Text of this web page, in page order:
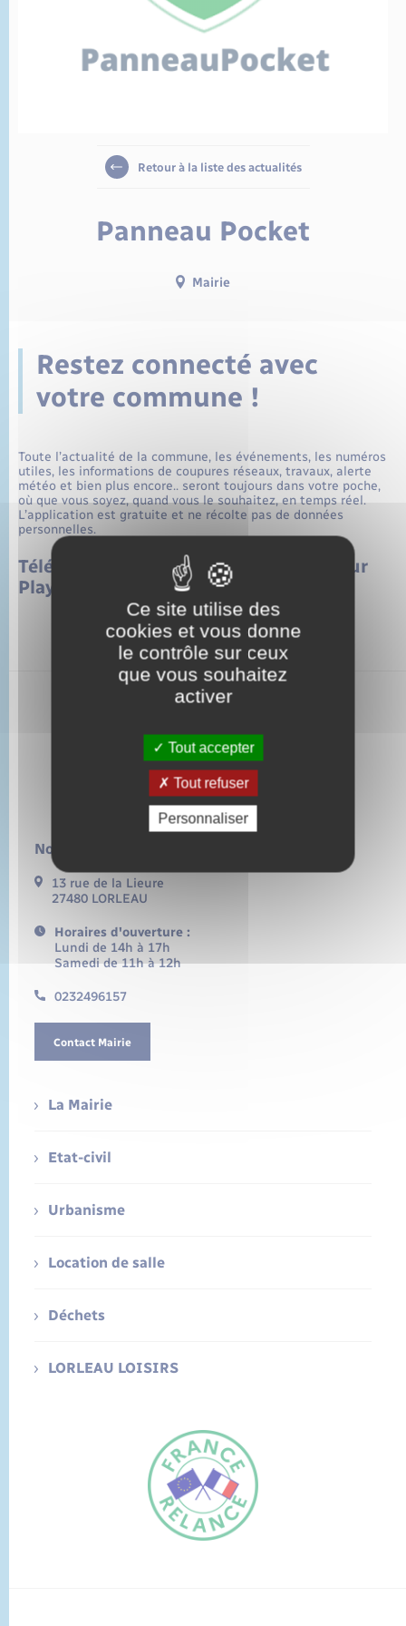
Retour à la liste des actualités
Panneau Pocket
Mairie
Restez connecté avec
votre commune !
Toute l’actualité de la commune, les événements, les numéros
utiles, les informations de coupures réseaux, travaux, alerte
météo et bien plus encore.. seront toujours dans votre poche,
où que vous soyez, quand vous le souhaitez, en temps réel.
L’application est gratuite et ne récolte pas de données
personnelles.
Téléchargez l’application, disponible sur
Play Store, App Store ou AppGallery
Nous contacter :
13 rue de la Lieure
27480 LORLEAU
Horaires d'ouverture :
Lundi de 14h à 17h
Samedi de 11h à 12h
0232496157
Contact Mairie
La Mairie
Etat-civil
Urbanisme
Location de salle
Déchets
LORLEAU LOISIRS
Ce site utilise des
cookies et vous donne
le contrôle sur ceux
que vous souhaitez
activer
Tout accepter
Tout refuser
Personnaliser